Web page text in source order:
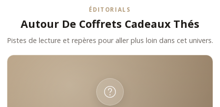
ÉDITORIALS
Autour De Coffrets Cadeaux Thés
Pistes de lecture et repères pour aller plus loin dans cet univers.